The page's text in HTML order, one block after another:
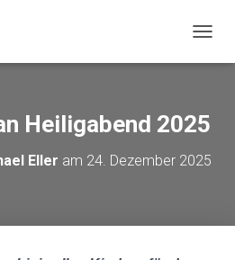
A
G
A
I
Heiligabend 2025
Eller am 24. Dezember 2025